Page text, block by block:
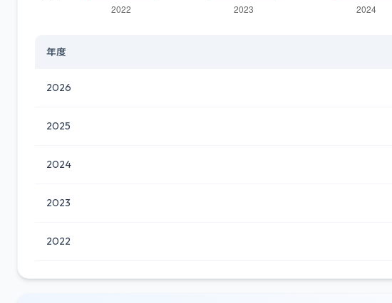
年度
2026
2025
2024
2023
2022